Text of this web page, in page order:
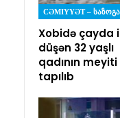
Xobidə çayda
düşən 32 yaşlı
qadının meyiti
tapılıb